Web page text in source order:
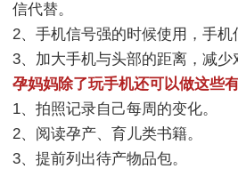
信代替。
2、手机信号强的时候使用，手机
3、加大手机与头部的距离，减少
孕妈妈除了玩手机还可以做这些
1、拍照记录自己每周的变化。
2、阅读孕产、育儿类书籍。
3、提前列出待产物品包。